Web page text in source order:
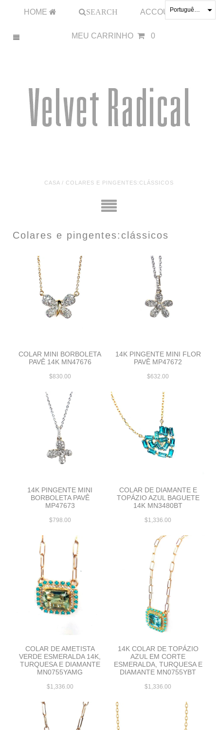
HOME SEARCH ACCOUNT
MEU CARRINHO 0
CASA / COLARES E PINGENTES:CLÁSSICOS
Colares e pingentes:clássicos
COLAR MINI BORBOLETA
PAVÊ 14K MN47676
$830.00
14K PINGENTE MINI FLOR
PAVÊ MP47672
$632.00
14K PINGENTE MINI
BORBOLETA PAVÊ
MP47673
$798.00
COLAR DE DIAMANTE E
TOPÁZIO AZUL BAGUETE
14K MN3480BT
$1,336.00
COLAR DE AMETISTA
VERDE ESMERALDA 14K,
TURQUESA E DIAMANTE
MN0755YAMG
$1,336.00
14K COLAR DE TOPÁZIO
AZUL EM CORTE
ESMERALDA, TURQUESA E
DIAMANTE MN0755YBT
$1,336.00
Português (Brasil)